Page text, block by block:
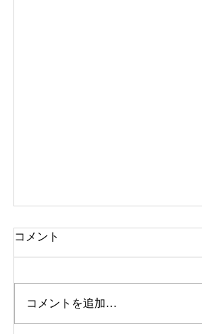
EBS
コメント
コメントを追加…